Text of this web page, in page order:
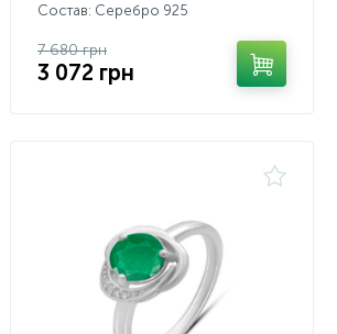
Состав: Серебро 925
7 680 грн
3 072 грн